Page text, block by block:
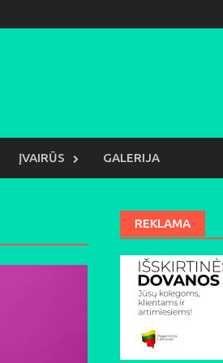
ĮVAIRŪS GALERIJA
REKLAMA